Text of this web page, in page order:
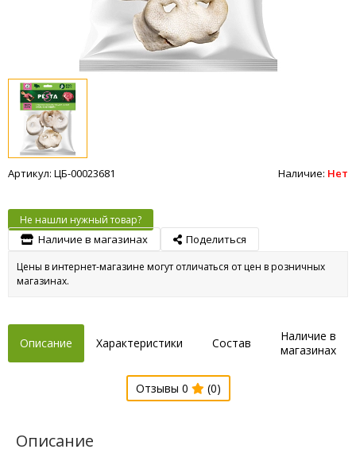
Артикул: ЦБ-00023681 Наличие: Нет
Не нашли нужный товар?
Наличие в магазинах Поделиться
Цены в интернет-магазине могут отличаться от цен в розничных
магазинах.
Описание Характеристики Состав
Наличие в
магазинах
Отзывы 0 (0)
Описание